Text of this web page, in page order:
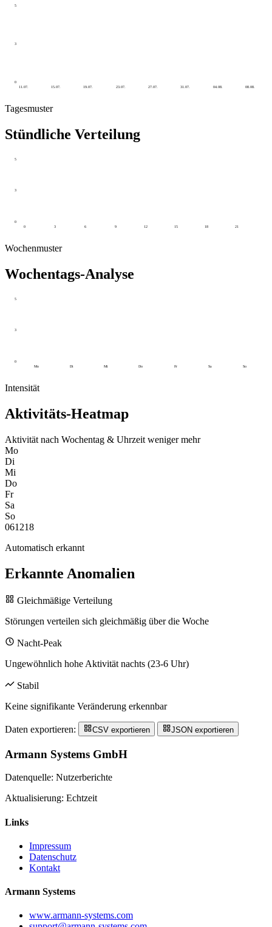
0
3
5
11.07. 15.07. 19.07. 23.07. 27.07. 31.07. 04.08. 08.08.
Tagesmuster
Stündliche Verteilung
0
3
5
0 3 6 9 12 15 18 21
Wochenmuster
Wochentags-Analyse
0
3
5
Mo Di Mi Do Fr Sa So
Intensität
Aktivitäts-Heatmap
Aktivität nach Wochentag & Uhrzeit wenigermehr
Mo
Di
Mi
Do
Fr
Sa
So
061218
Automatisch erkannt
Erkannte Anomalien
Gleichmäßige Verteilung
Störungen verteilen sich gleichmäßig über die Woche
Nacht-Peak
Ungewöhnlich hohe Aktivität nachts (23-6 Uhr)
Stabil
Keine signifikante Veränderung erkennbar
Daten exportieren: CSV exportieren JSON exportieren
Armann Systems GmbH
Datenquelle: Nutzerberichte
Aktualisierung: Echtzeit
Links
Impressum
Datenschutz
Kontakt
Armann Systems
www.armann-systems.com